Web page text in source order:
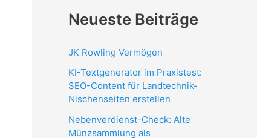
Neueste Beiträge
JK Rowling Vermögen
KI-Textgenerator im Praxistest:
SEO-Content für Landtechnik-
Nischenseiten erstellen
Nebenverdienst-Check: Alte
Münzsammlung als